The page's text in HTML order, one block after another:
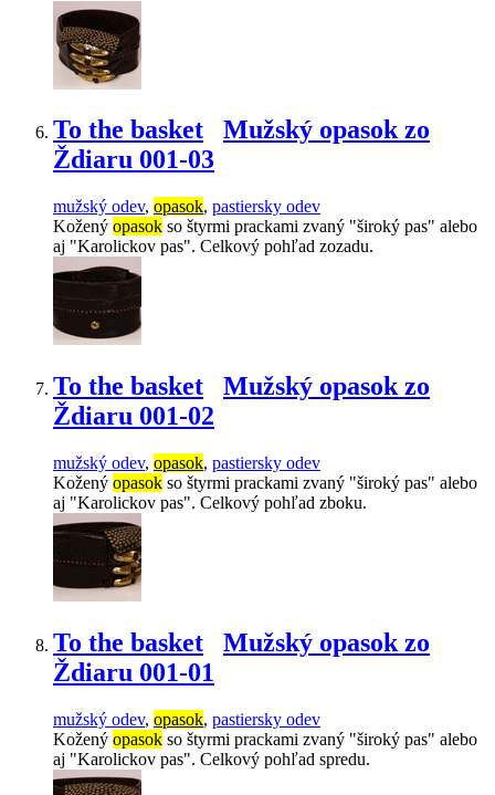
To the basket
Mužský opasok zo
Ždiaru 001-03
mužský odev, opasok, pastiersky odev
Kožený opasok so štyrmi prackami zvaný "široký pas" alebo
aj "Karolickov pas". Celkový pohľad zozadu.
To the basket
Mužský opasok zo
Ždiaru 001-02
mužský odev, opasok, pastiersky odev
Kožený opasok so štyrmi prackami zvaný "široký pas" alebo
aj "Karolickov pas". Celkový pohľad zboku.
To the basket
Mužský opasok zo
Ždiaru 001-01
mužský odev, opasok, pastiersky odev
Kožený opasok so štyrmi prackami zvaný "široký pas" alebo
aj "Karolickov pas". Celkový pohľad spredu.